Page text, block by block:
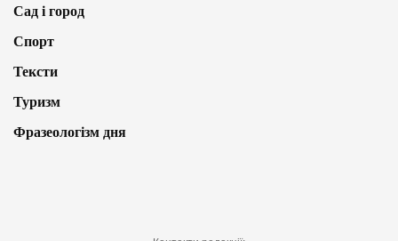
Сад і город
Спорт
Тексти
Туризм
Фразеологізм дня